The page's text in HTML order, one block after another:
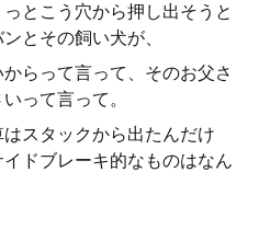
とこう穴から押し出そうと
とその飼い犬が、
らって言って、そのお父さ
って言って。
スタックから出たんだけ
ドブレーキ的なものはなん